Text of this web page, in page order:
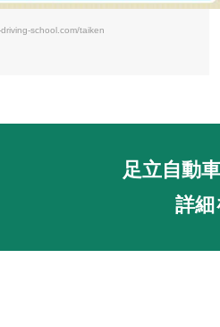
school.com/taiken
足立自動
詳細